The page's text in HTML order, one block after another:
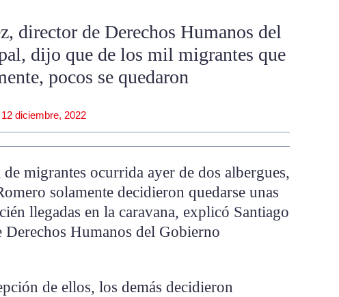
director de Derechos Humanos del
dijo que de los mil migrantes que
pocos se quedaron
12 diciembre, 2022
migrantes ocurrida ayer de dos albergues,
solamente decidieron quedarse unas
llegadas en la caravana, explicó Santiago
Derechos Humanos del Gobierno
de ellos, los demás decidieron